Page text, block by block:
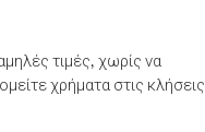
τιμές, χωρίς να
χρήματα στις κλήσεις